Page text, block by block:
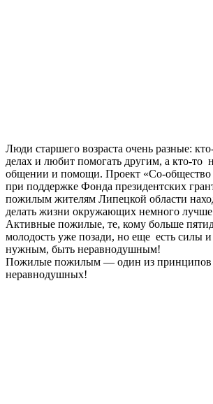
Люди старшего возраста очень разные:
делах и любит помогать другим, а кто-то​
общении и​ помощи. Проект «Со-общество
при поддержке Фонда президентских
пожилым жителям Липецкой области
делать жизни окружающих немного
Активные пожилые, те, кому больше
молодость уже позади, но еще ​ есть силы
нужным, быть неравнодушным!
Пожилые пожилым — один из принципов
неравнодушных!​